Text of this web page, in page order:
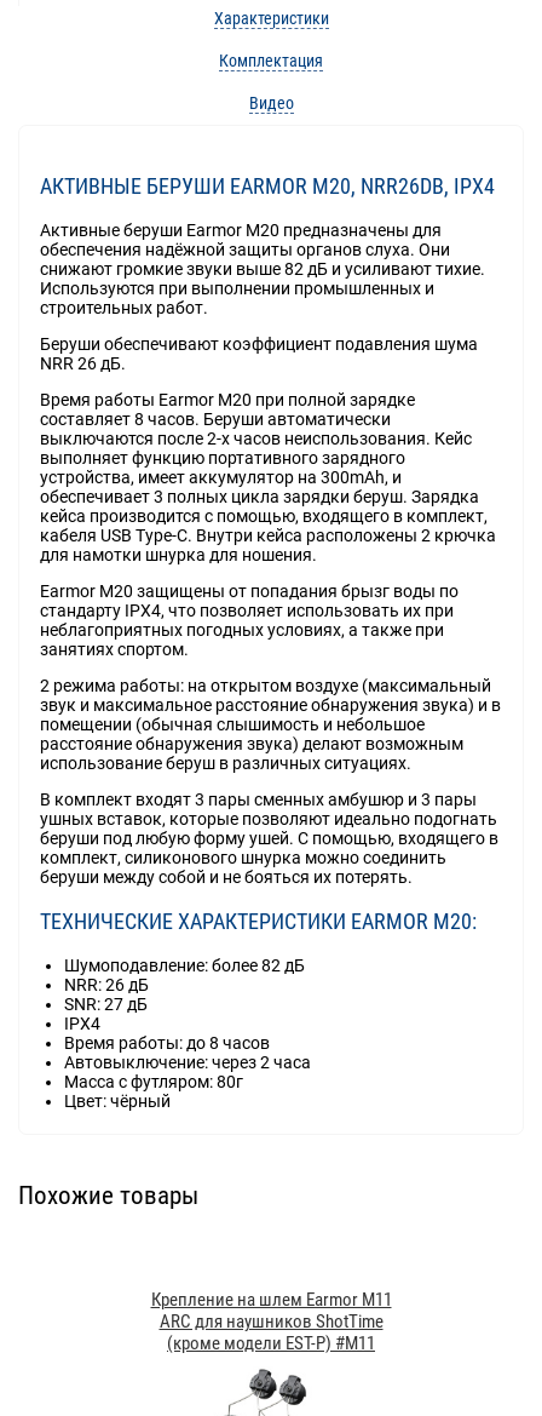
Характеристики
Комплектация
Видео
АКТИВНЫЕ БЕРУШИ EARMOR M20, NRR26DB, IPX4
Активные беруши Earmor M20 предназначены для
обеспечения надёжной защиты органов слуха. Они
снижают громкие звуки выше 82 дБ и усиливают тихие.
Используются при выполнении промышленных и
строительных работ.
Беруши обеспечивают коэффициент подавления шума
NRR 26 дБ.
Время работы Earmor M20 при полной зарядке
составляет 8 часов. Беруши автоматически
выключаются после 2-х часов неиспользования. Кейс
выполняет функцию портативного зарядного
устройства, имеет аккумулятор на 300mAh, и
обеспечивает 3 полных цикла зарядки беруш. Зарядка
кейса производится с помощью, входящего в комплект,
кабеля USB Type-C. Внутри кейса расположены 2 крючка
для намотки шнурка для ношения.
Earmor M20 защищены от попадания брызг воды по
стандарту IPX4, что позволяет использовать их при
неблагоприятных погодных условиях, а также при
занятиях спортом.
2 режима работы: на открытом воздухе (максимальный
звук и максимальное расстояние обнаружения звука) и в
помещении (обычная слышимость и небольшое
расстояние обнаружения звука) делают возможным
использование беруш в различных ситуациях.
В комплект входят 3 пары сменных амбушюр и 3 пары
ушных вставок, которые позволяют идеально подогнать
беруши под любую форму ушей. С помощью, входящего в
комплект, силиконового шнурка можно соединить
беруши между собой и не бояться их потерять.
ТЕХНИЧЕСКИЕ ХАРАКТЕРИСТИКИ EARMOR M20:
Шумоподавление: более 82 дБ
NRR: 26 дБ
SNR: 27 дБ
IPX4
Время работы: до 8 часов
Автовыключение: через 2 часа
Масса с футляром: 80г
Цвет: чёрный
Похожие товары
Крепление на шлем Earmor M11
ARC для наушников ShotTime
(кроме модели EST-P) #M11